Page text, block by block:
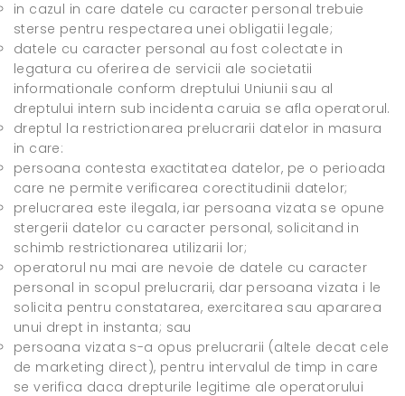
in cazul in care datele cu caracter personal trebuie
sterse pentru respectarea unei obligatii legale;
datele cu caracter personal au fost colectate in
legatura cu oferirea de servicii ale societatii
informationale conform dreptului Uniunii sau al
dreptului intern sub incidenta caruia se afla operatorul.
dreptul la restrictionarea prelucrarii datelor in masura
in care:
persoana contesta exactitatea datelor, pe o perioada
care ne permite verificarea corectitudinii datelor;
prelucrarea este ilegala, iar persoana vizata se opune
stergerii datelor cu caracter personal, solicitand in
schimb restrictionarea utilizarii lor;
operatorul nu mai are nevoie de datele cu caracter
personal in scopul prelucrarii, dar persoana vizata i le
solicita pentru constatarea, exercitarea sau apararea
unui drept in instanta; sau
persoana vizata s-a opus prelucrarii (altele decat cele
de marketing direct), pentru intervalul de timp in care
se verifica daca drepturile legitime ale operatorului